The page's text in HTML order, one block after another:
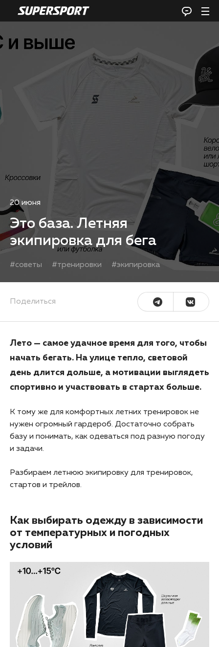
20 июня
Это база. Летняя
экипировка для бега
#советы #тренировки #экипировка
Поделиться
Лето — самое удачное время для того, чтобы
начать бегать. На улице тепло, световой
день длится дольше, а мотивации выглядеть
спортивно и участвовать в стартах больше.
К тому же для комфортных летних тренировок не
нужен огромный гардероб. Достаточно собрать
базу и понимать, как одеваться под разную погоду
и задачи.
Разбираем летнюю экипировку для тренировок,
стартов и трейлов.
Как выбирать одежду в зависимости
от температурных и погодных
условий